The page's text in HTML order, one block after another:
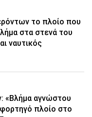
το πλοίο που
στα στενά του
ναυτικός
«Βλήμα αγνώστου
πλοίο στο